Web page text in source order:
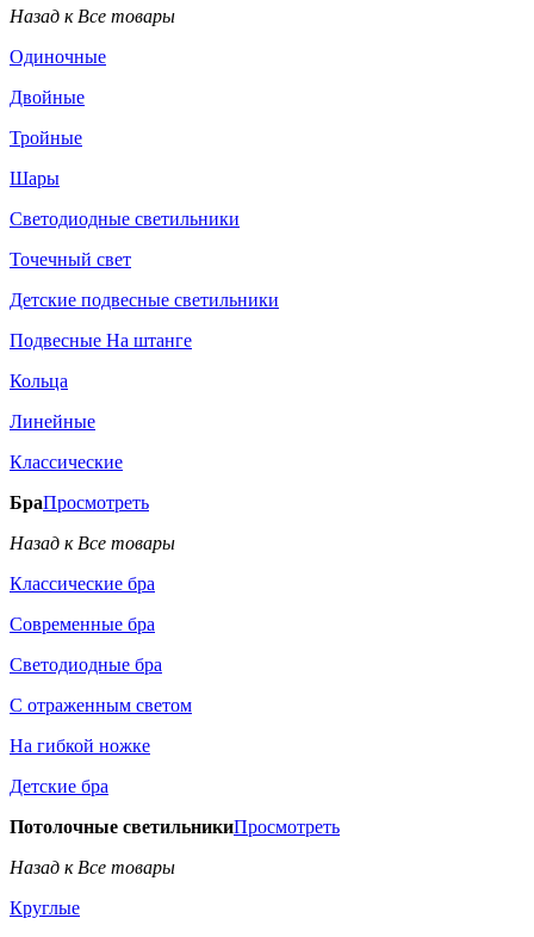
Назад к Все товары
Одиночные
Двойные
Тройные
Шары
Светодиодные светильники
Точечный свет
Детские подвесные светильники
Подвесные На штанге
Кольца
Линейные
Классические
БраПросмотреть
Назад к Все товары
Классические бра
Современные бра
Светодиодные бра
С отраженным светом
На гибкой ножке
Детские бра
Потолочные светильникиПросмотреть
Назад к Все товары
Круглые